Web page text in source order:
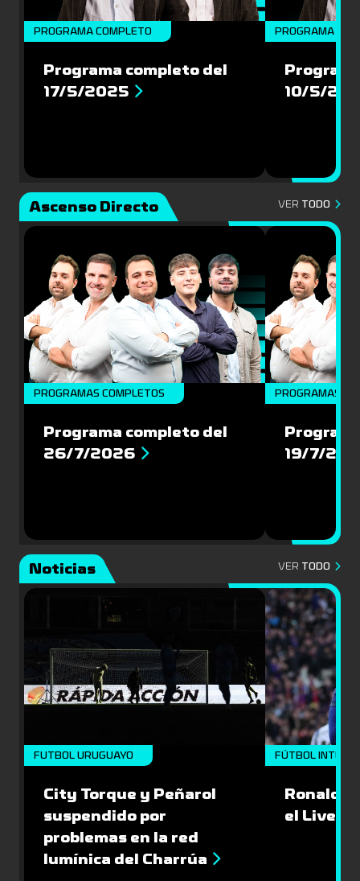
PROGRAMA COMPLETO
Programa completo del
17/5/2025
PROGRAMA
10/5/
Ascenso Directo VER TODO
PROGRAMAS COMPLETOS
Programa completo del
26/7/2026
PROGRAMAS
19/7/
Noticias VER TODO
FUTBOL URUGUAYO
City Torque y Peñarol
suspendido por
problemas en la red
lumínica del Charrúa
FÚTBOL
Ronald
el